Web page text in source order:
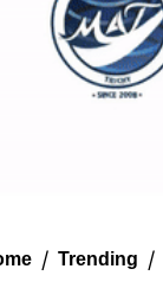
/ Trending /